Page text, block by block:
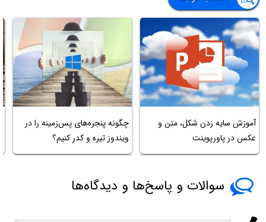
آموزش سایه زدن شکل، متن و
عکس در پاورپوینت
چگونه پنجره‌های پس‌زمینه را در
ویندوز تیره و کدر کنیم؟
سوالات و پاسخ‌ها و دیدگاه‌ها